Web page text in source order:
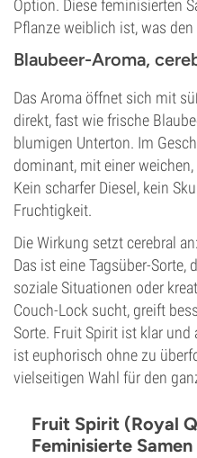
Option. Diese feminisierten
Pflanze weiblich ist, was
Blaubeer-Aroma,
Das Aroma öffnet sich mit
direkt, fast wie frische
blumigen Unterton. Im
dominant, mit einer
Kein scharfer Diesel, kein
Fruchtigkeit.
Die Wirkung setzt cerebral
Das ist eine Tagsüber-Sorte,
soziale Situationen oder
Couch-Lock sucht, greift
Sorte. Fruit Spirit ist klar und
ist euphorisch ohne zu
vielseitigen Wahl für den
Fruit Spirit (Royal
Feminisierte